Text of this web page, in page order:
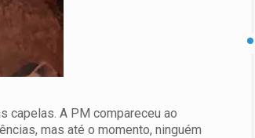
capelas. A PM compareceu ao
mas até o momento, ninguém